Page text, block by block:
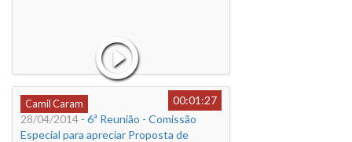
Camil Caram
00:01:27
28/04/2014 - 6ª Reunião - Comissão
Especial para apreciar Proposta de